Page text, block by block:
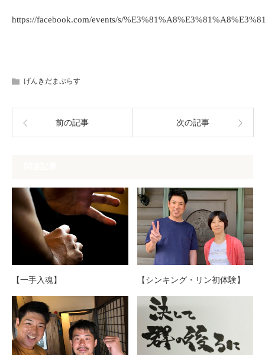
https://facebook.com/events/s/
げんきだまぷらす
前の記事 次の記事
【一手入魂】 【シンキング・リン初体験】